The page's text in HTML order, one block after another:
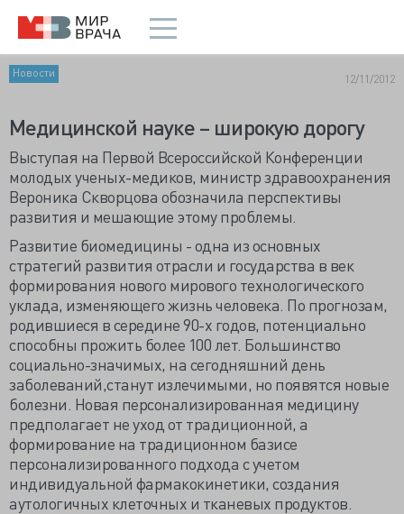
Новости 12/11/2012
Медицинской науке – широкую дорогу
Выступая на Первой Всероссийской Конференции
молодых ученых-медиков, министр здравоохранения
Вероника Скворцова обозначила перспективы
развития и мешающие этому проблемы.
Развитие биомедицины - одна из основных
стратегий развития отрасли и государства в век
формирования нового мирового технологического
уклада, изменяющего жизнь человека. По прогнозам,
родившиеся в середине 90-х годов, потенциально
способны прожить более 100 лет. Большинство
социально-значимых, на сегодняшний день
заболеваний,станут излечимыми, но появятся новые
болезни. Новая персонализированная медицину
предполагает не уход от традиционной, а
формирование на традиционном базисе
персонализированного подхода с учетом
индивидуальной фармакокинетики, создания
аутологичных клеточных и тканевых продуктов.